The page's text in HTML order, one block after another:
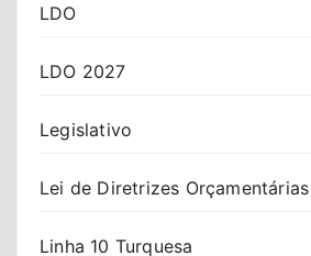
LDO
LDO 2027
Legislativo
Lei de Diretrizes Orçamentárias
Linha 10 Turquesa